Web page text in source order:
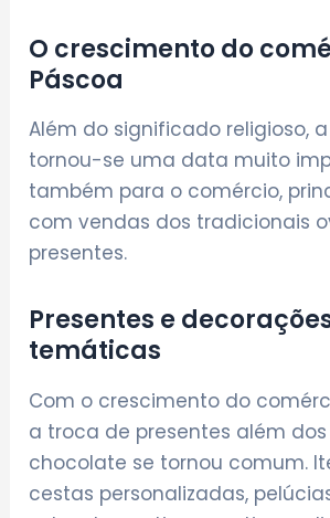
O crescimento do
Páscoa
Além do significado religioso,
tornou-se uma data muito
também para o comércio,
com vendas dos tradicionais
presentes.
Presentes e
temáticas
Com o crescimento do
a troca de presentes além
chocolate se tornou comum.
cestas personalizadas,